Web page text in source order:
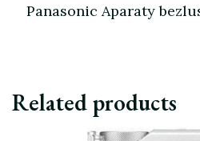
Panasonic Aparaty
Related products